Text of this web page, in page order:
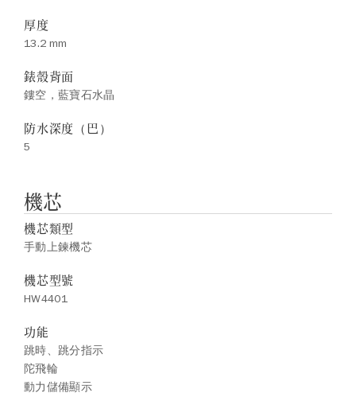
厚度
13.2 mm
錶殼背面
鏤空，藍寶石水晶
防水深度（巴）
5
機芯
機芯類型
手動上鍊機芯
機芯型號
HW4401
功能
跳時、跳分指示
陀飛輪
動力儲備顯示